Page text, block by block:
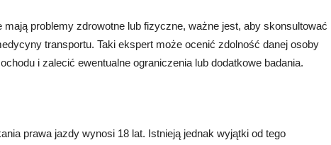
problemy zdrowotne lub fizyczne, ważne jest, aby skonsultować
transportu. Taki ekspert może ocenić zdolność danej osoby
i zalecić ewentualne ograniczenia lub dodatkowe badania.
prawa jazdy wynosi 18 lat. Istnieją jednak wyjątki od tego